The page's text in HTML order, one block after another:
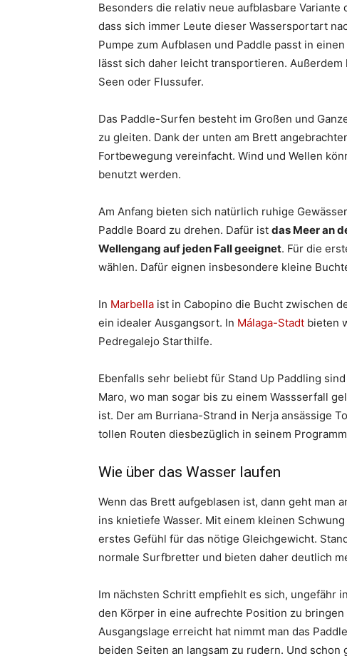
Besonders die relativ neue aufblasbare
dass sich immer Leute dieser Wassersportart
Pumpe zum Aufblasen und Paddle passt in
lässt sich daher leicht transportieren. Außerdem
Seen oder Flussufer.
Das Paddle-Surfen besteht im Großen und
zu gleiten. Dank der unten am Brett
Fortbewegung vereinfacht. Wind und Wellen
benutzt werden.
Am Anfang bieten sich natürlich ruhige
Paddle Board zu drehen. Dafür ist das Meer an
Wellengang auf jeden Fall geeignet. Für die
wählen. Dafür eignen insbesondere kleine
In Marbella ist in Cabopino die Bucht zwischen
ein idealer Ausgangsort. In Málaga-Stadt bieten
Pedregalejo Starthilfe.
Ebenfalls sehr beliebt für Stand Up Paddling
Maro, wo man sogar bis zu einem Wassserfall
ist. Der am Burriana-Strand in Nerja ansässige
tollen Routen diesbezüglich in seinem
Wie über das Wasser laufen
Wenn das Brett aufgeblasen ist, dann geht man
ins knietiefe Wasser. Mit einem kleinen
erstes Gefühl für das nötige Gleichgewicht.
normale Surfbretter und bieten daher deutlich
Im nächsten Schritt empfiehlt es sich, ungefähr
den Körper in eine aufrechte Position zu
Ausgangslage erreicht hat nimmt man das
beiden Seiten an langsam zu rudern. Und schon